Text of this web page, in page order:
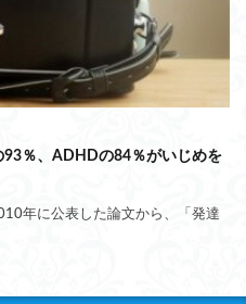
93％、ADHDの84％がいじめを
年に公表した論文から、「発達